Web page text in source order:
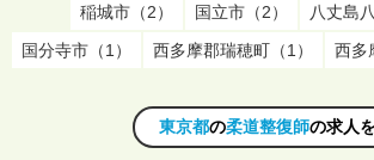
稲城市（2）
国立市（2）
八丈島
国分寺市（1）
西多摩郡瑞穂町（1） 西多
東京都の柔道整復師の求人